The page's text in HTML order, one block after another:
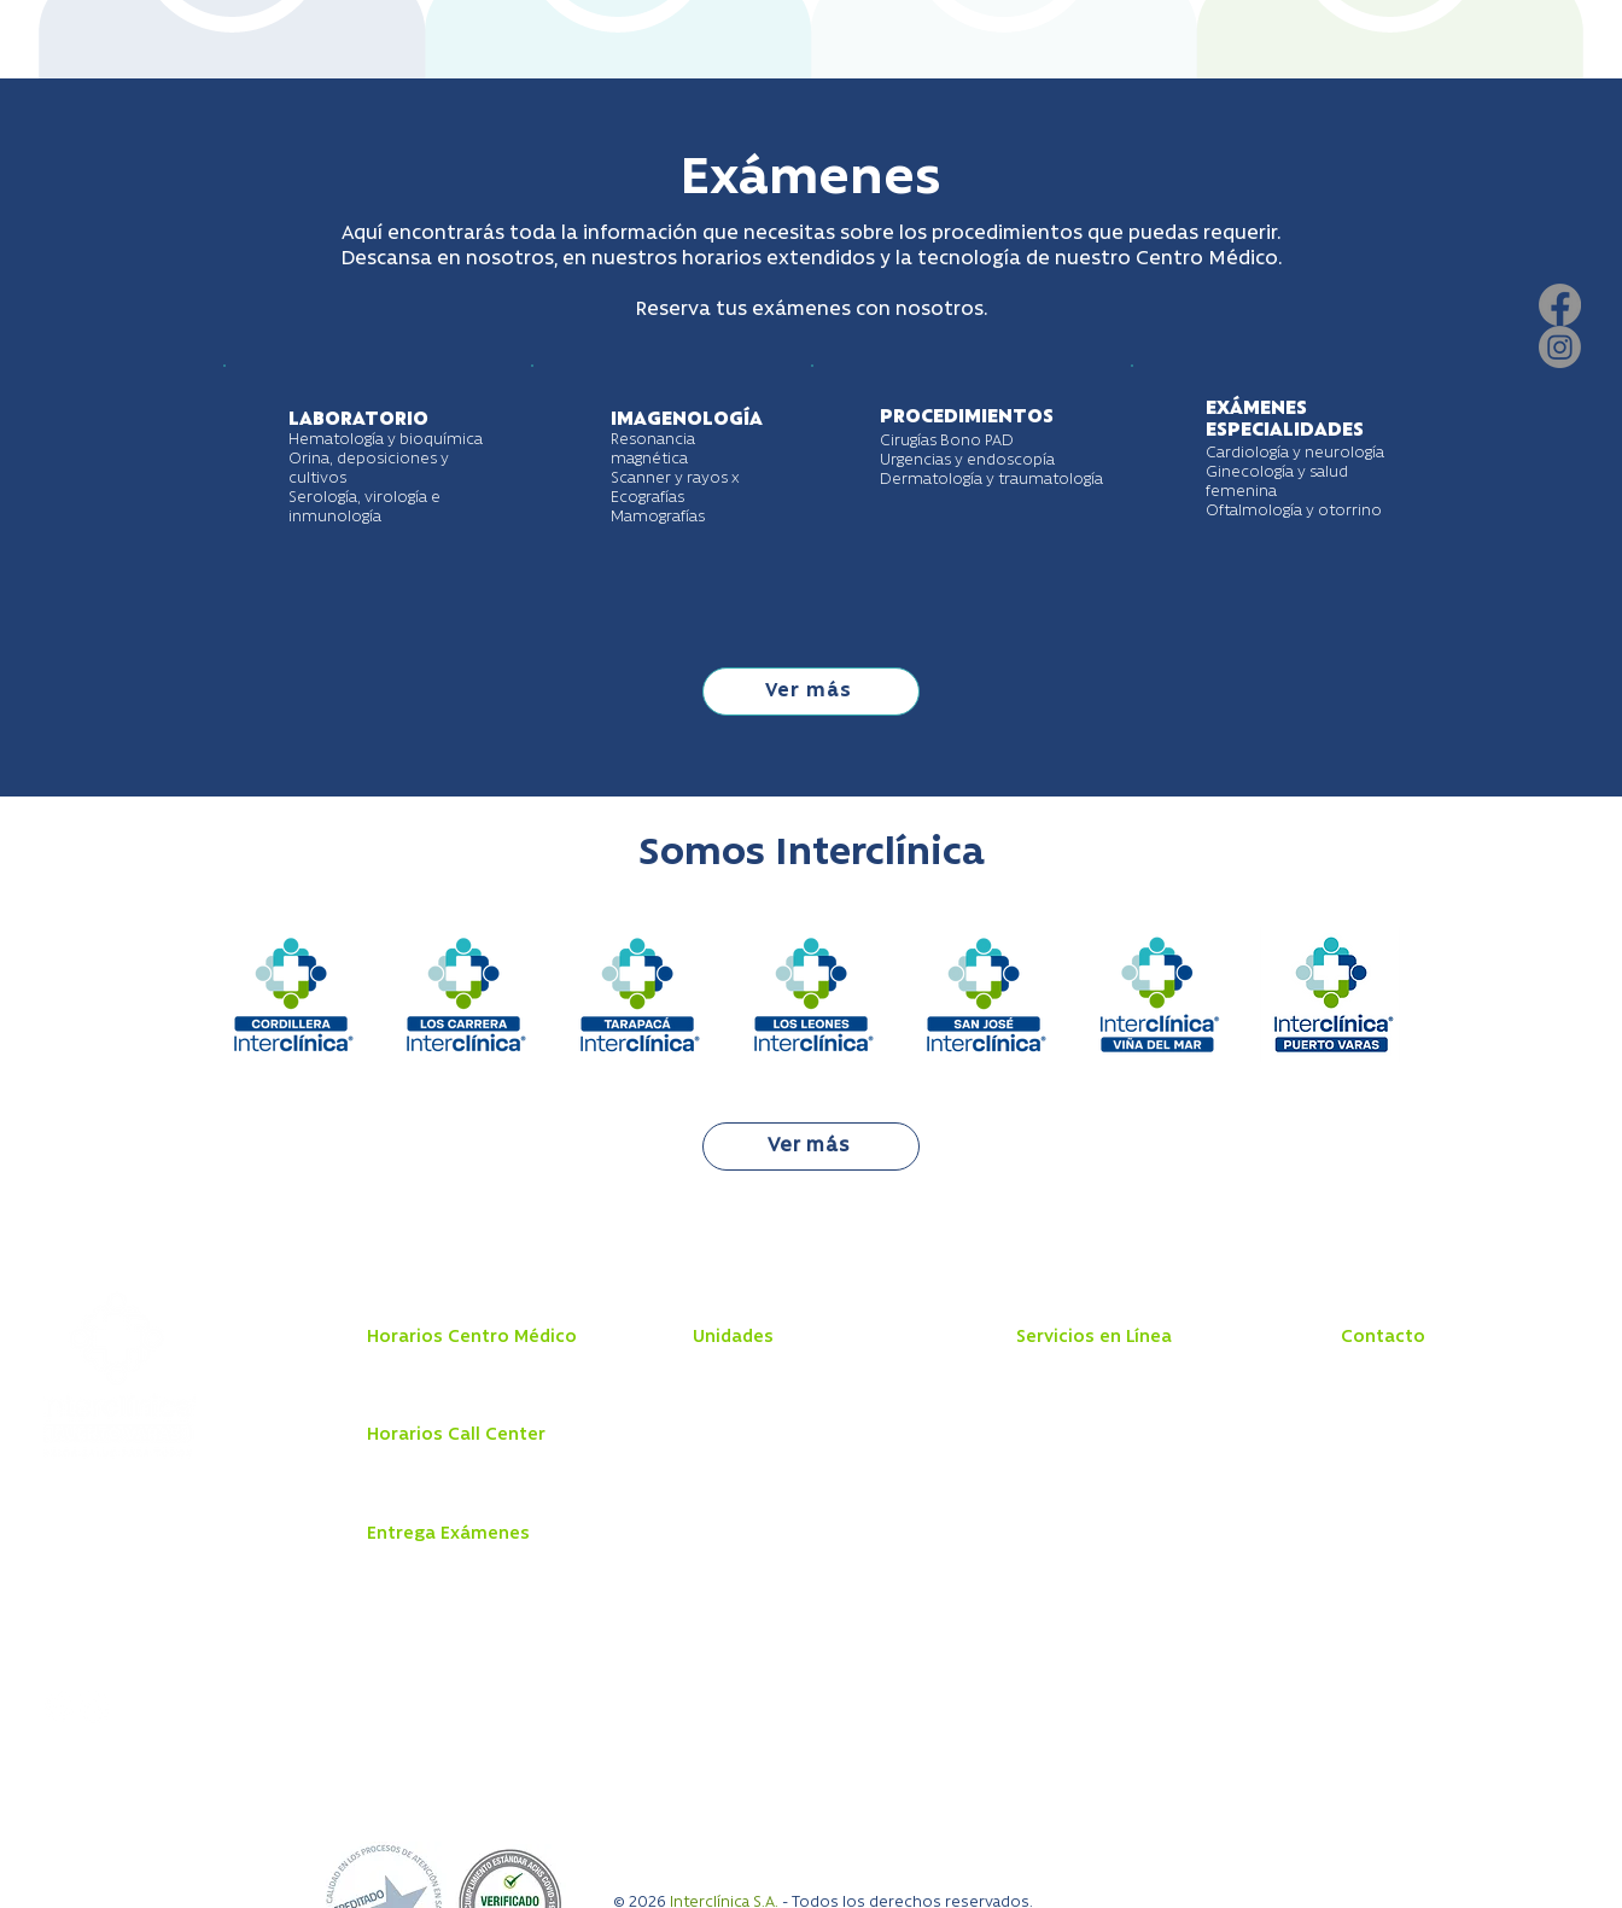
Exámenes
Aquí encontrarás toda la información que necesitas sobre los procedimientos que puedas requerir.
Descansa en nosotros, en nuestros horarios extendidos y la tecnología de nuestro Centro Médico.
Reserva tus exámenes con nosotros.
LABORATORIO
Hematología y bioquímica
Orina, deposiciones y
cultivos
Serología, virología e
inmunología
IMAGENOLOGÍA
Resonancia
magnética
Scanner y rayos x
Ecografías
Mamografías
PROCEDIMIENTOS
Cirugías Bono PAD
Urgencias y endoscopía
Dermatología y traumatología
EXÁMENES
ESPECIALIDADES
Cardiología y neurología
Ginecología y salud
femenina
Oftalmología y otorrino
Ver más
Somos Interclínica
Ver más
Horarios Centro Médico
Horarios Call Center
Entrega Exámenes
Unidades Servicios en Línea Contacto
© 2026 Interclínica S.A. - Todos los derechos reservados.